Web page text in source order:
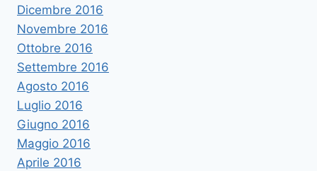
Dicembre 2016
Novembre 2016
Ottobre 2016
Settembre 2016
Agosto 2016
Luglio 2016
Giugno 2016
Maggio 2016
Aprile 2016